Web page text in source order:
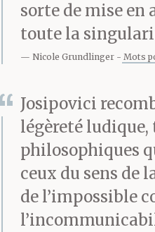
Elle le
les épaules.
— Alors ?
— Je t’ai dit.
sorte de mise
toute la
Nicole Grundlinger Mots
Josipovici
légèreté ludique,
philosophiques
ceux du sens de
de l’impossible